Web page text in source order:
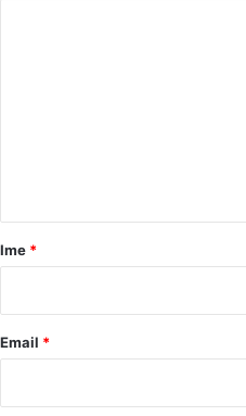
r
Ime *
Email *